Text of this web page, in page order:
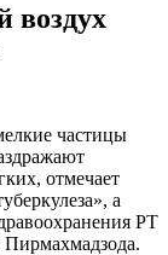
воздух
частицы
отмечает
а
РТ
Пирмахмадзода.